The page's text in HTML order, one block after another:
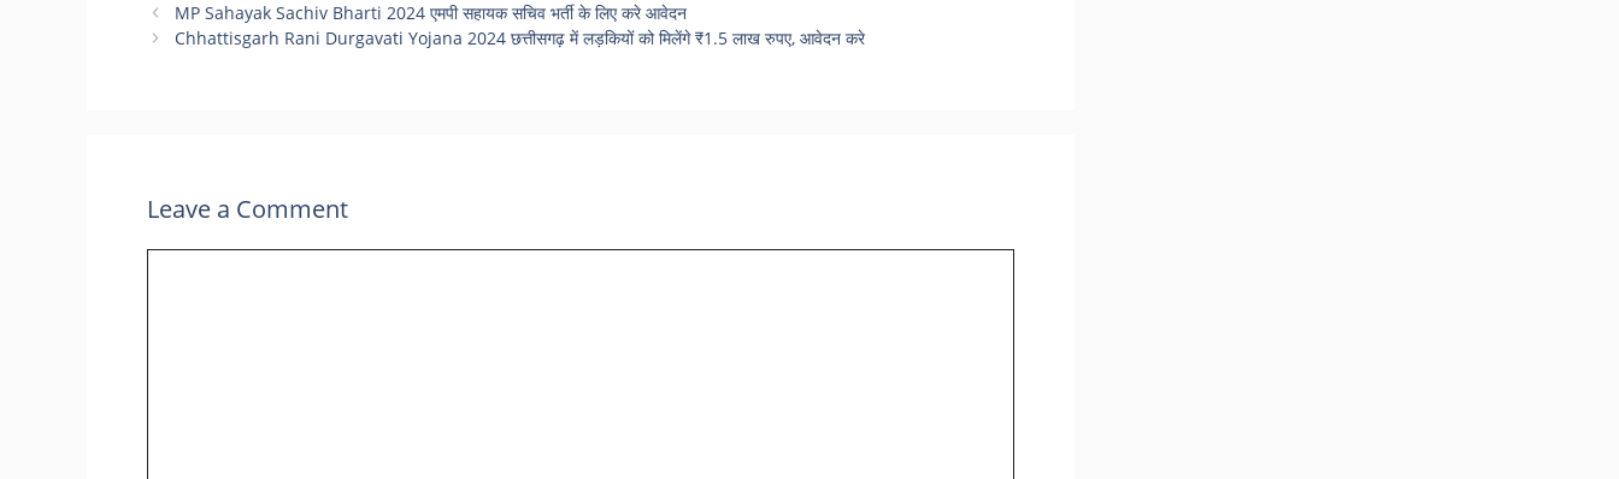
MP Sahayak Sachiv Bharti 2024 एमपी सहायक सचिव भर्ती के लिए करे आवेदन
Chhattisgarh Rani Durgavati Yojana 2024 छत्तीसगढ़ में लड़कियों को मिलेंगे ₹1.5 लाख रुपए, आवेदन करे
Leave a Comment